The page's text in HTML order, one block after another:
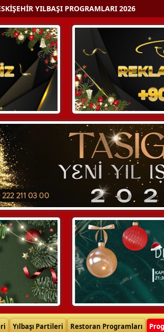
YILBAŞI PROGRAMLARI 2026
Yılbaşı Partileri Restoran Programları